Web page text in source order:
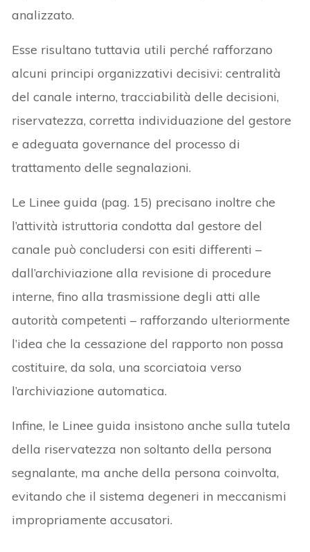
analizzato.
Esse risultano tuttavia utili perché rafforzano
alcuni principi organizzativi decisivi: centralità
del canale interno, tracciabilità delle decisioni,
riservatezza, corretta individuazione del gestore
e adeguata governance del processo di
trattamento delle segnalazioni.
Le Linee guida (pag. 15) precisano inoltre che
l’attività istruttoria condotta dal gestore del
canale può concludersi con esiti differenti –
dall’archiviazione alla revisione di procedure
interne, fino alla trasmissione degli atti alle
autorità competenti – rafforzando ulteriormente
l’idea che la cessazione del rapporto non possa
costituire, da sola, una scorciatoia verso
l’archiviazione automatica.
Infine, le Linee guida insistono anche sulla tutela
della riservatezza non soltanto della persona
segnalante, ma anche della persona coinvolta,
evitando che il sistema degeneri in meccanismi
impropriamente accusatori.